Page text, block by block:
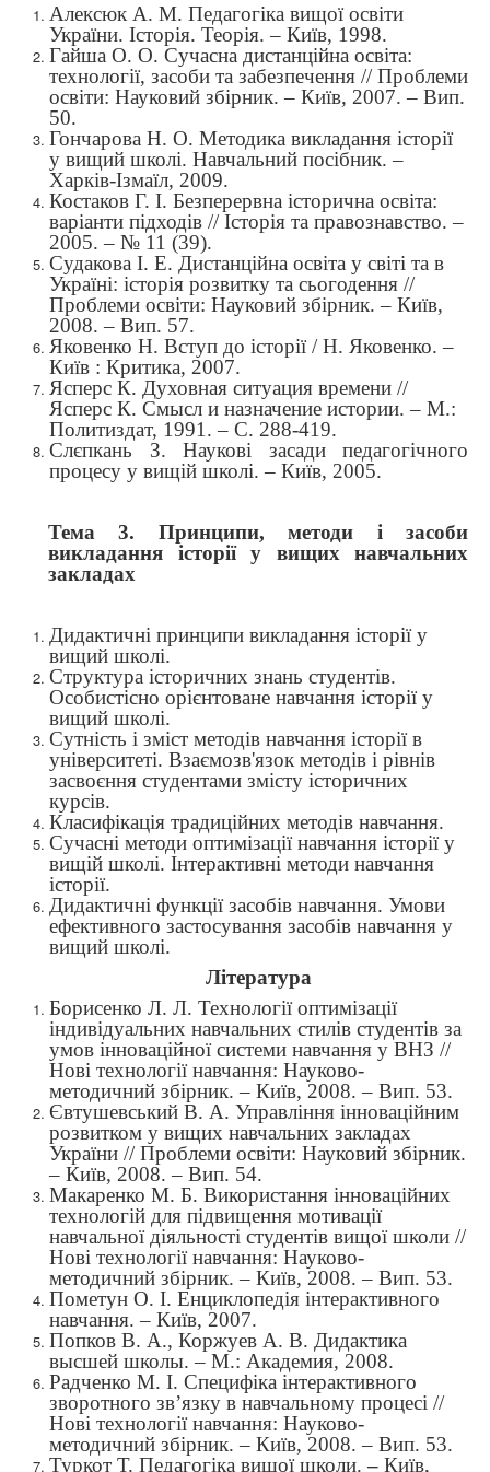
Алексюк А. М. Педагогіка вищої освіти
України. Історія. Теорія. – Київ, 1998.
Гайша О. О. Сучасна дистанційна освіта:
технології, засоби та забезпечення // Проблеми
освіти: Науковий збірник. – Київ, 2007. – Вип.
50.
Гончарова Н. О. Методика викладання історії
у вищий школі. Навчальний посібник. –
Харків-Ізмаїл, 2009.
Костаков Г. І. Безперервна історична освіта:
варіанти підходів // Історія та правознавство. –
2005. – № 11 (39).
Судакова І. Е. Дистанційна освіта у світі та в
Україні: історія розвитку та сьогодення //
Проблеми освіти: Науковий збірник. – Київ,
2008. – Вип. 57.
Яковенко Н. Вступ до історії / Н. Яковенко. –
Київ : Критика, 2007.
Ясперс К. Духовная ситуация времени //
Ясперс К. Смысл и назначение истории. – М.:
Политиздат, 1991. – С. 288-419.
Слєпкань З. Наукові засади педагогічного
процесу у вищій школі.– Київ, 2005.
Тема 3. Принципи, методи і засоби
викладання історії у вищих навчальних
закладах
Дидактичні принципи викладання історії у
вищий школі.
Структура історичних знань студентів.
Особистісно орієнтоване навчання історії у
вищий школі.
Сутність і зміст методів навчання історії в
університеті. Взаємозв'язок методів і рівнів
засвоєння студентами змісту історичних
курсів.
Класифікація традиційних методів навчання.
Сучасні методи оптимізації навчання історії у
вищій школі. Інтерактивні методи навчання
історії.
Дидактичні функції засобів навчання. Умови
ефективного застосування засобів навчання у
вищий школі.
Література
Борисенко Л. Л. Технології оптимізації
індивідуальних навчальних стилів студентів за
умов інноваційної системи навчання у ВНЗ //
Нові технології навчання: Науково-
методичний збірник. – Київ, 2008. – Вип. 53.
Євтушевський В. А. Управління інноваційним
розвитком у вищих навчальних закладах
України // Проблеми освіти: Науковий збірник.
– Київ, 2008. – Вип. 54.
Макаренко М. Б. Використання інноваційних
технологій для підвищення мотивації
навчальної діяльності студентів вищої школи //
Нові технології навчання: Науково-
методичний збірник. – Київ, 2008. – Вип. 53.
Пометун О. І. Енциклопедія інтерактивного
навчання. – Київ, 2007.
Попков В. А., Коржуев А. В. Дидактика
высшей школы. – М.: Академия, 2008.
Радченко М. І. Специфіка інтерактивного
зворотного зв’язку в навчальному процесі //
Нові технології навчання: Науково-
методичний збірник. – Київ, 2008. – Вип. 53.
Туркот Т. Педагогіка вищої школи.– Київ,